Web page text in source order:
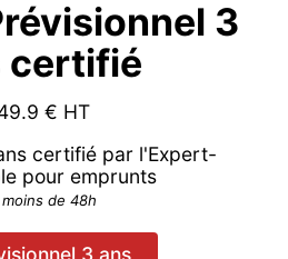
3
certifié
€ HT
certifié par l'Expert-
pour emprunts
moins de 48h
3 ans